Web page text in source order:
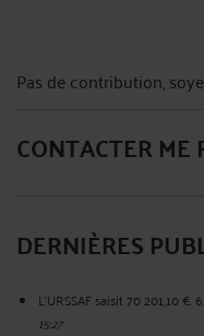
Pas de contribution,
CONTACTER ME
DERNIÈRES
L'URSSAF saisit 70 201,10
15:27